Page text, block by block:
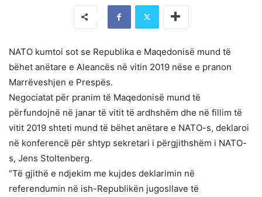
NATO kumtoi sot se Republika e Maqedonisë mund të
bëhet anëtare e Aleancës në vitin 2019 nëse e pranon
Marrëveshjen e Prespës.
Negociatat për pranim të Maqedonisë mund të
përfundojnë në janar të vitit të ardhshëm dhe në fillim të
vitit 2019 shteti mund të bëhet anëtare e NATO-s, deklaroi
në konferencë për shtyp sekretari i përgjithshëm i NATO-
s, Jens Stoltenberg.
“Të gjithë e ndjekim me kujdes deklarimin në
referendumin në ish-Republikën jugosllave të